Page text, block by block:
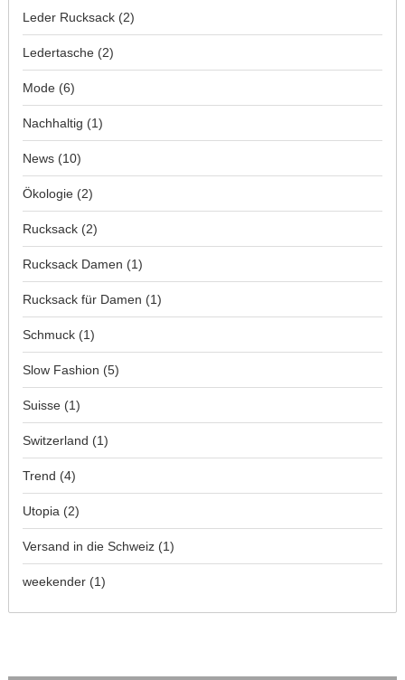
Leder Rucksack (2)
Ledertasche (2)
Mode (6)
Nachhaltig (1)
News (10)
Ökologie (2)
Rucksack (2)
Rucksack Damen (1)
Rucksack für Damen (1)
Schmuck (1)
Slow Fashion (5)
Suisse (1)
Switzerland (1)
Trend (4)
Utopia (2)
Versand in die Schweiz (1)
weekender (1)